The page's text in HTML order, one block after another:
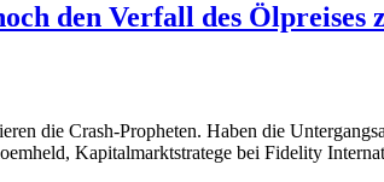
den Verfall des
die Crash-Propheten. Haben die
Kapitalmarktstratege bei Fidelity